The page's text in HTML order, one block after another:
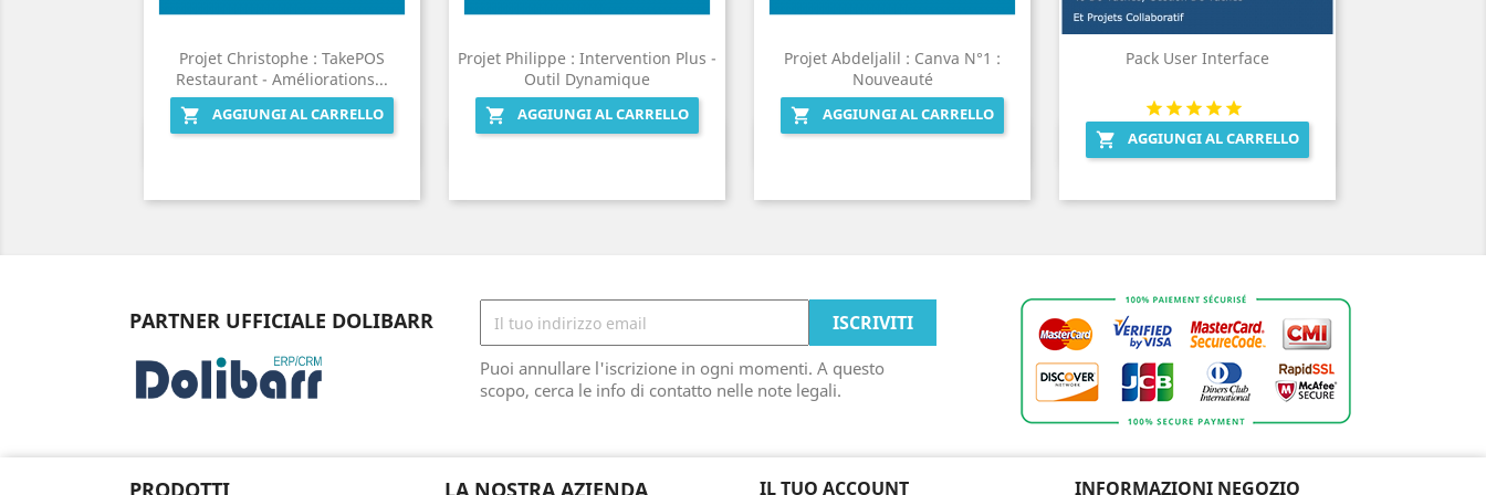
Projet Christophe : TakePOS
Restaurant - Améliorations...

AGGIUNGI AL CARRELLO
Projet Philippe : Intervention Plus -
Outil Dynamique

AGGIUNGI AL CARRELLO
Projet Abdeljalil : Canva N°1 :
Nouveauté

AGGIUNGI AL CARRELLO
Pack User Interface
 AGGIUNGI AL CARRELLO
Anteprima
PARTNER UFFICIALE DOLIBARR
Puoi annullare l'iscrizione in ogni momenti. A questo
scopo, cerca le info di contatto nelle note legali.
PRODOTTI LA NOSTRA AZIENDA IL TUO ACCOUNT INFORMAZIONI NEGOZIO